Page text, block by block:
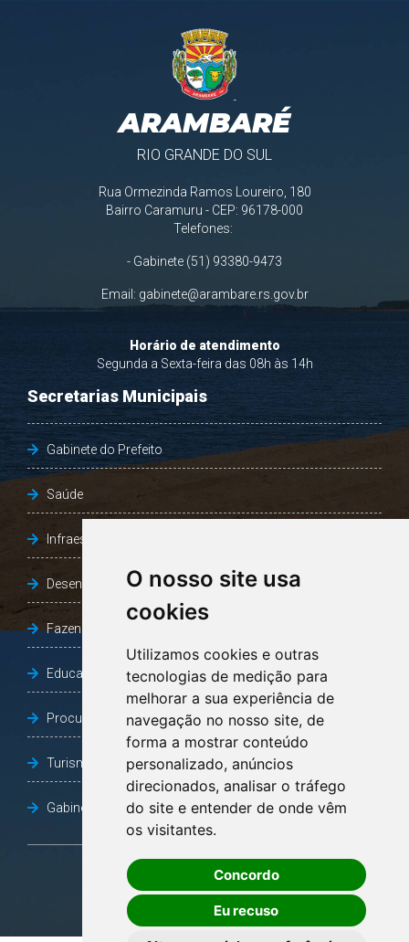
O nosso site usa
cookies
Utilizamos cookies e outras
tecnologias de medição para
melhorar a sua experiência de
navegação no nosso site, de
forma a mostrar conteúdo
personalizado, anúncios
direcionados, analisar o tráfego
do site e entender de onde vêm
os visitantes.
Concordo
Eu recuso
ARAMBARÉ
RIO GRANDE DO SUL
Rua Ormezinda Ramos Loureiro, 180
Bairro Caramuru - CEP: 96178-000
Telefones:
- Gabinete (51) 93380-9473
Email: gabinete@arambare.rs.gov.br
Horário de atendimento
Segunda a Sexta-feira das 08h às 14h
Secretarias Municipais
Gabinete do Prefeito
Saúde
Infraestrutura, Agricultura e Meio Ambiente
Desenvolvimento Social
Fazenda e Desenvolvimento Econômico
Educação
Procuradoria Geral do Município
Turismo, Desporto e Cultura
Gabinete Vice-Prefeito
OUVIDORIA